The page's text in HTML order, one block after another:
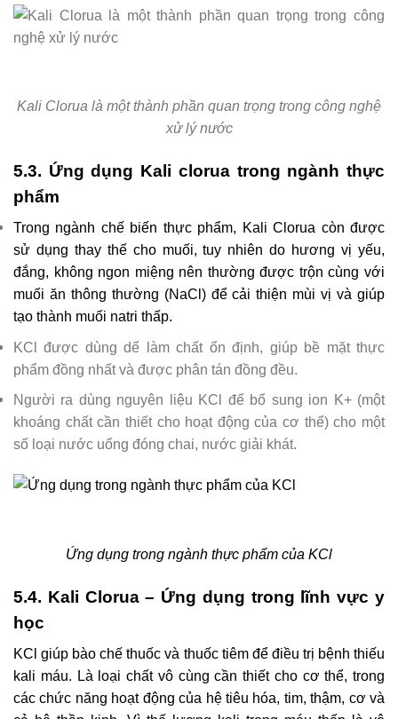
Kali Clorua là một thành phần quan trọng trong công nghệ
xử lý nước
5.3. Ứng dụng Kali clorua trong ngành thực
phẩm
Trong ngành chế biến thực phẩm, Kali Clorua còn được
sử dụng thay thế cho muối, tuy nhiên do hương vị yếu,
đắng, không ngon miệng nên thường được trộn cùng với
muối ăn thông thường (NaCl) để cải thiện mùi vị và giúp
tạo thành muối natri thấp.
KCl được dùng dể làm chất ổn định, giúp bề mặt thực
phẩm đồng nhất và được phân tán đồng đều.
Người ra dùng nguyên liệu KCl để bổ sung ion K+ (một
khoáng chất cần thiết cho hoạt động của cơ thể) cho một
số loại nước uống đóng chai, nước giải khát.
Ứng dụng trong ngành thực phẩm của KCl
5.4. Kali Clorua – Ứng dụng trong lĩnh vực y
học
KCl giúp bào chế thuốc và thuốc tiêm để điều trị bệnh thiếu
kali máu. Là loại chất vô cùng cần thiết cho cơ thể, trong
các chức năng hoạt động của hệ tiêu hóa, tim, thậm, cơ và